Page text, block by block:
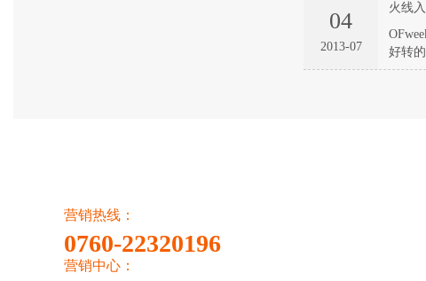
04
2013-07
火线入
好转
营销热线：
0760-22320196
营销中心：